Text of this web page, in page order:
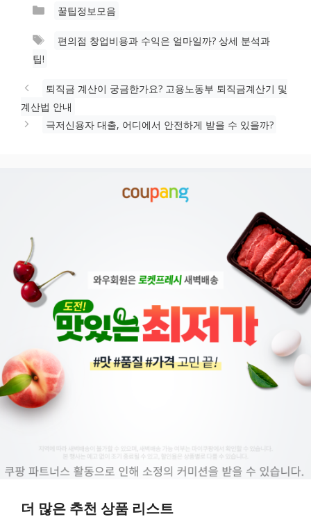
카
고
꿀팁정보모음
태
편의점 창업비용과 수익은 얼마일까? 상세 분석과
팁!
퇴직금 계산이 궁금한가요? 고용노동부 퇴직금계산기 및
계산법 안내
극저신용자 대출, 어디에서 안전하게 받을 수 있을까?
더 많은 추천 상품 리스트